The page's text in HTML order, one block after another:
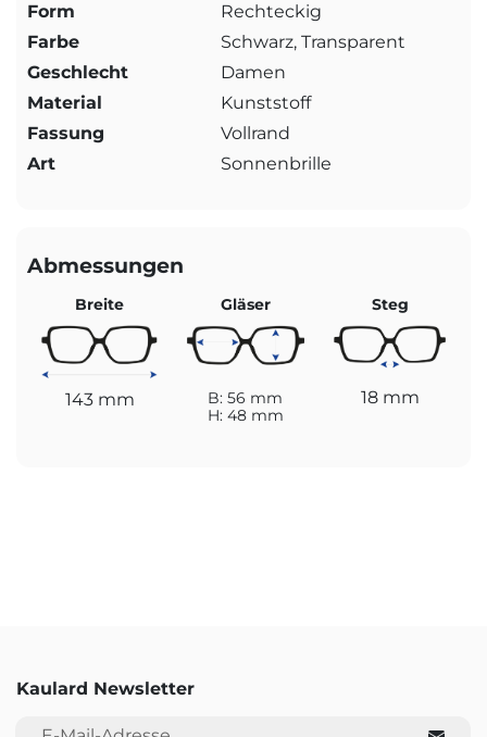
Form
Rechteckig
Farbe
Schwarz, Transparent
Geschlecht
Damen
Material
Kunststoff
Fassung
Vollrand
Art
Sonnenbrille
Abmessungen
Breite
143 mm
Gläser
B: 56 mm
H: 48 mm
Steg
18 mm
Kaulard Newsletter
E-Mail-Adresse